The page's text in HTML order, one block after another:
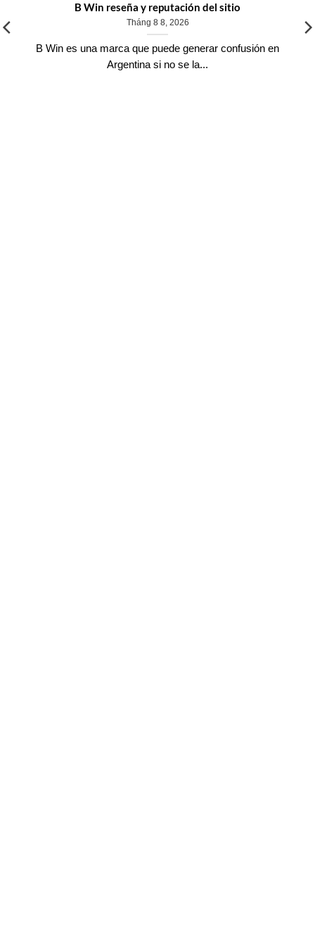
B Win reseña y reputación del sitio
Tháng 8 8, 2026
B Win es una marca que puede generar confusión en
Argentina si no se la...